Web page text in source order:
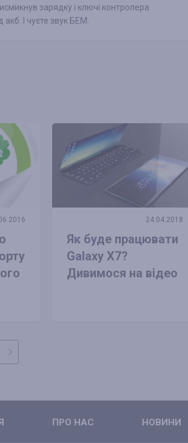
зарядку і ключі контролера
І чуєте звук БЕМ.
24.04.2018
Як буде працювати
Galaxy X7?
Дивимося на відео
ПРО НАС НОВИНИ